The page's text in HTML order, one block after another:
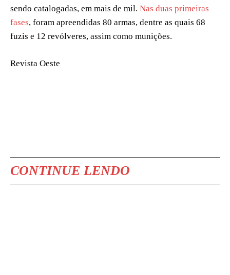
sendo catalogadas, em mais de mil. Nas duas primeiras
fases, foram apreendidas 80 armas, dentre as quais 68
fuzis e 12 revólveres, assim como munições.
Revista Oeste
CONTINUE LENDO